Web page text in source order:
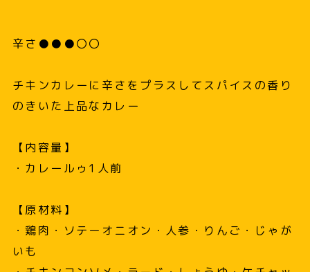
辛さ●●●〇〇
チキンカレーに辛さをプラスしてスパイスの香り
のきいた上品なカレー
【内容量】
・カレールゥ1人前
【原材料】
・鶏肉・ソテーオニオン・人参・りんご・じゃが
いも